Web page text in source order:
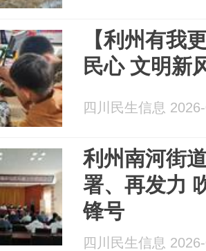
【利州有我
民心 文明新
四川民生信息
利州南河街
署、再发力
锋号
四川民生信息